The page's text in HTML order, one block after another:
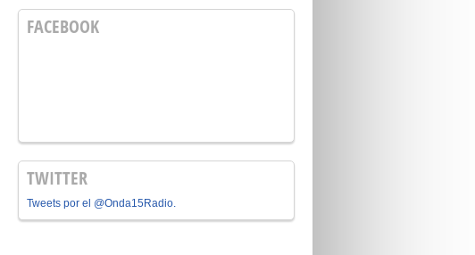
FACEBOOK
TWITTER
Tweets por el @Onda15Radio.